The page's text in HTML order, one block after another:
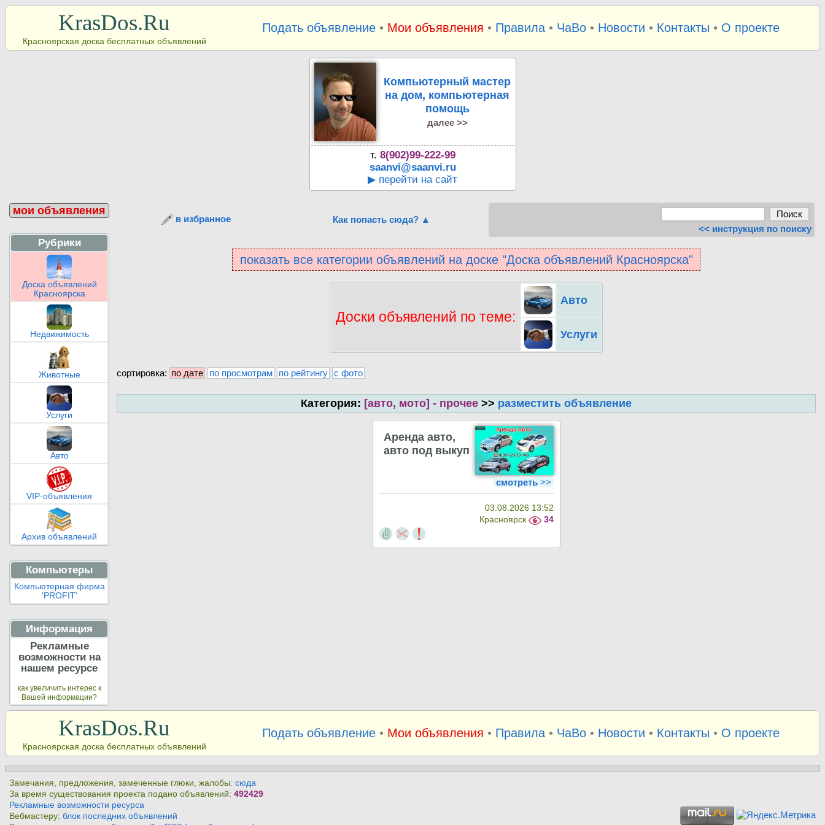
KrasDos.Ru
Красноярская доска бесплатных объявлений
Подать объявление• Мои объявления • Правила• ЧаВо• Новости • Контакты • О проекте
Компьютерный мастер
на дом, компьютерная
помощь
далее >>
т. 8(902)99-222-99
saanvi@saanvi.ru
▶ перейти на сайт
мои объявления
Рубрики
Доска объявлений
Красноярска
Недвижимость
Животные
Услуги
Авто
VIP-объявления
Архив объявлений
Компьютеры
Компьютерная фирма
'PROFIT'
Информация
Рекламные
возможности на
нашем ресурсе
как увеличить интерес к
Вашей информации?
в избранное
Как попасть сюда? ▲
<< инструкция по поиску
показать все категории объявлений на доске "Доска объявлений Красноярска"
Доски объявлений по теме:
Авто
Услуги
сортировка: по дате по просмотрам по рейтингу с фото
Категория: [авто, мото] - прочее >> разместить объявление
Аренда авто,
авто под выкуп
смотреть>>
03.08.2026 13:52
Красноярск
34
KrasDos.Ru
Красноярская доска бесплатных объявлений
Подать объявление• Мои объявления • Правила• ЧаВо• Новости • Контакты • О проекте
Замечания, предложения, замеченные глюки, жалобы: сюда
За время существования проекта подано объявлений: 492429
Рекламные возможности ресурса
Вебмастеру: блок последних объявлений